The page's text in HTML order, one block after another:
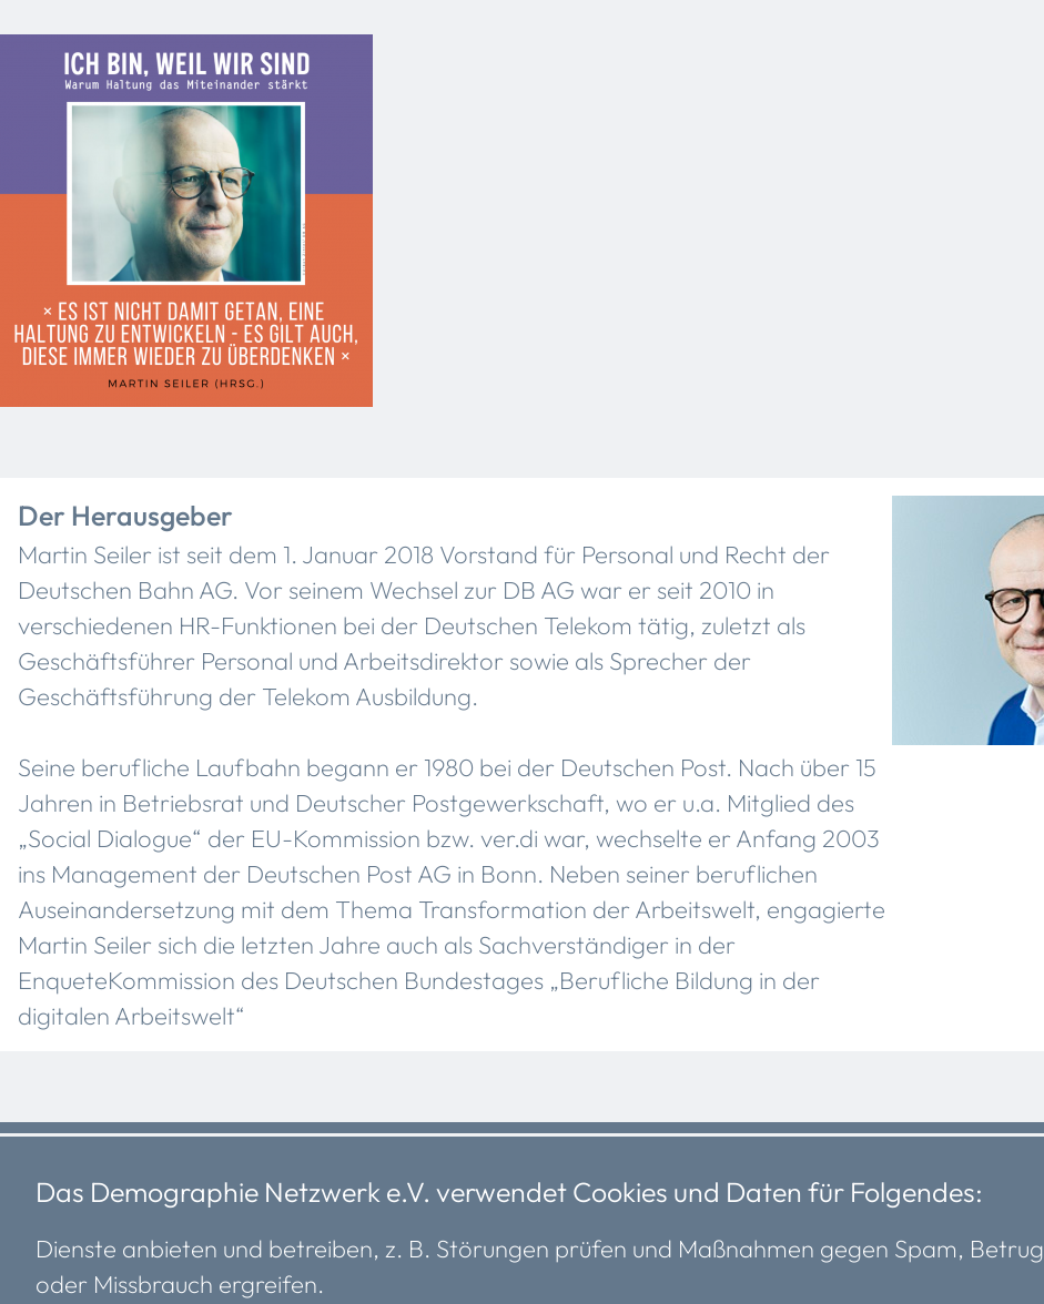
Der Herausgeber
Martin Seiler ist seit dem 1. Januar 2018 Vorstand für Personal und Recht der
Deutschen Bahn AG. Vor seinem Wechsel zur DB AG war er seit 2010 in
verschiedenen HR-Funktionen bei der Deutschen Telekom tätig, zuletzt als
Geschäftsführer Personal und Arbeitsdirektor sowie als Sprecher der
Geschäftsführung der Telekom Ausbildung.
Seine berufliche Laufbahn begann er 1980 bei der Deutschen Post. Nach über 15
Jahren in Betriebsrat und Deutscher Postgewerkschaft, wo er u.a. Mitglied des
„Social Dialogue“ der EU-Kommission bzw. ver.di war, wechselte er Anfang 2003
ins Management der Deutschen Post AG in Bonn. Neben seiner beruflichen
Auseinandersetzung mit dem Thema Transformation der Arbeitswelt, engagierte
Martin Seiler sich die letzten Jahre auch als Sachverständiger in der
EnqueteKommission des Deutschen Bundestages „Berufliche Bildung in der
digitalen Arbeitswelt“
Kontakt
Newsletter
Leistungen
Vernetzung & Austausch
Sichtbarkeit
Mitgliedschaft
Mitglied werden
Über uns
Vorstand
Das Demographie Netzwerk e.V. verwendet Cookies und Daten für Folgendes:
Dienste anbieten und betreiben, z. B. Störungen prüfen und Maßnahmen gegen Spam, Betrug
oder Missbrauch ergreifen.